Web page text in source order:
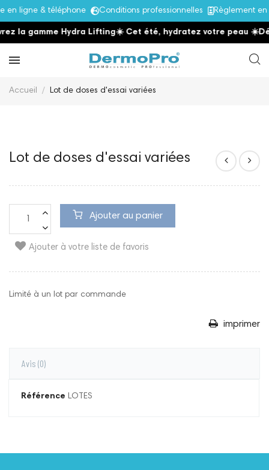
en ligne & téléphone Conditions professionnelles Règlement
la gamme Hydra Lifting☀️ Cet été, hydratez votre peau ☀️
Accueil Lot de doses d'essai variées
Lot de doses d'essai variées
Ajouter au panier
Ajouter à votre liste de favoris
Limité à un lot par commande
imprimer
Avis (0)
Référence LOTES